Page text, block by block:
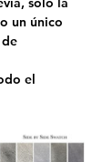
un único
el